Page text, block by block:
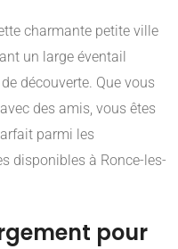
charmante petite ville
un large éventail
découverte. Que vous
des amis, vous êtes
parmi les
disponibles à Ronce-les-
pour